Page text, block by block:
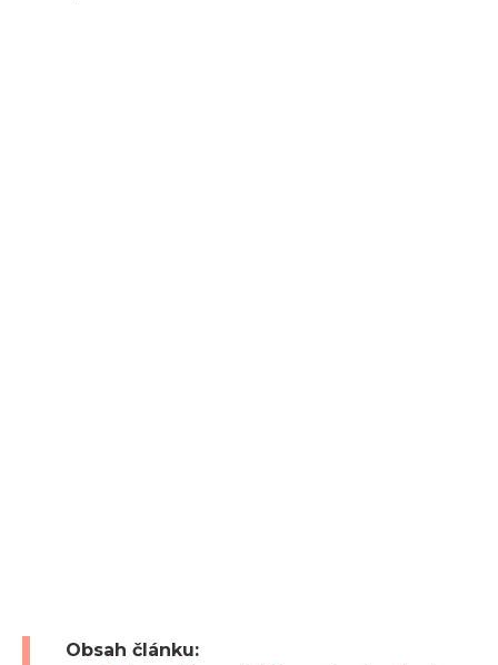
Obsah článku: